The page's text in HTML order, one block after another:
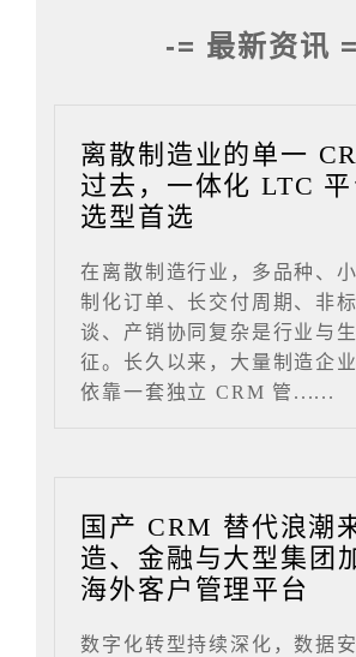
-= 最新资讯
离散制造业的单一
过去，一体化 LTC 平
选型首选
在离散制造行业，多品种、
制化订单、长交付周期、非
谈、产销协同复杂是行业与
征。长久以来，大量制造企
依靠一套独立 CRM 管......
国产 CRM 替代浪潮
造、金融与大型集团
海外客户管理平台
数字化转型持续深化，数据